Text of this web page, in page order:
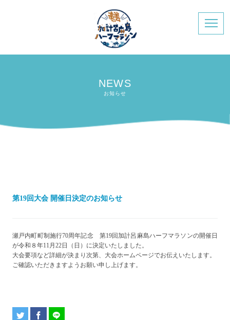
NEWS
お知らせ
第19回大会 開催日決定のお知らせ
瀬戸内町町制施行70周年記念 第19回加計呂麻島ハーフマラソンの開催日
が令和８年11月22日（日）に決定いたしました。
大会要項など詳細が決まり次第、大会ホームページでお伝えいたします。
ご確認いただきますようお願い申し上げます。